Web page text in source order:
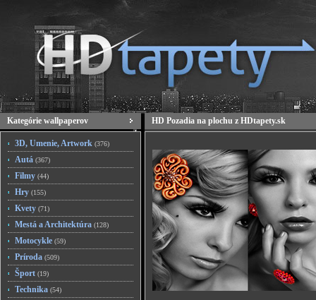
Kategórie wallpaperov
3D, Umenie, Artwork (376)
Autá (367)
Filmy (44)
Hry (155)
Kvety (71)
Mestá a Architektúra (128)
Motocykle (59)
Príroda (509)
Šport (19)
Technika (54)
HD Pozadia na plochu z HDtapety.sk